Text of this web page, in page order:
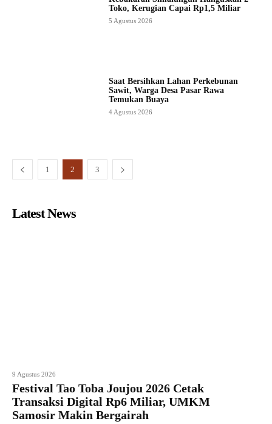
Toko, Kerugian Capai Rp1,5 Miliar
5 Agustus 2026
Saat Bersihkan Lahan Perkebunan
Sawit, Warga Desa Pasar Rawa
Temukan Buaya
4 Agustus 2026
1 2 3
Latest News
9 Agustus 2026
Festival Tao Toba Joujou 2026 Cetak
Transaksi Digital Rp6 Miliar, UMKM
Samosir Makin Bergairah